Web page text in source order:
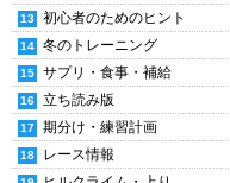
初心者のためのヒント
冬のトレーニング
サプリ・食事・補給
立ち読み版
期分け・練習計画
レース情報